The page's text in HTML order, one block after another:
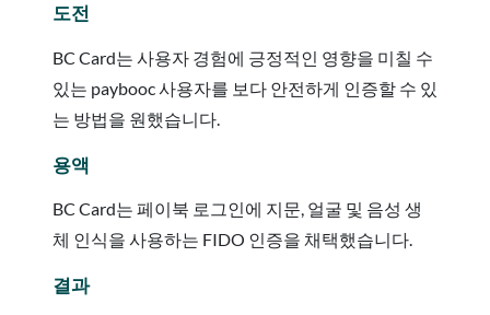
도전
BC Card는 사용자 경험에 긍정적인 영향을 미칠 수
있는 paybooc 사용자를 보다 안전하게 인증할 수 있
는 방법을 원했습니다.
용액
BC Card는 페이북 로그인에 지문, 얼굴 및 음성 생
체 인식을 사용하는 FIDO 인증을 채택했습니다.
결과